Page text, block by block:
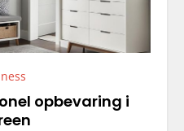
opbevaring i